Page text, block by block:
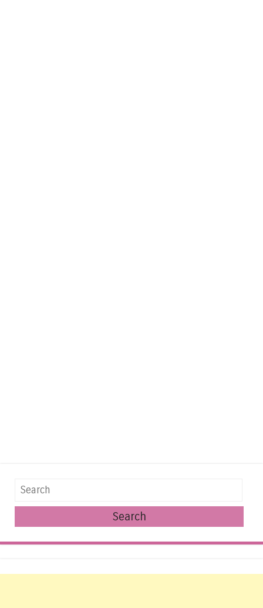
Search